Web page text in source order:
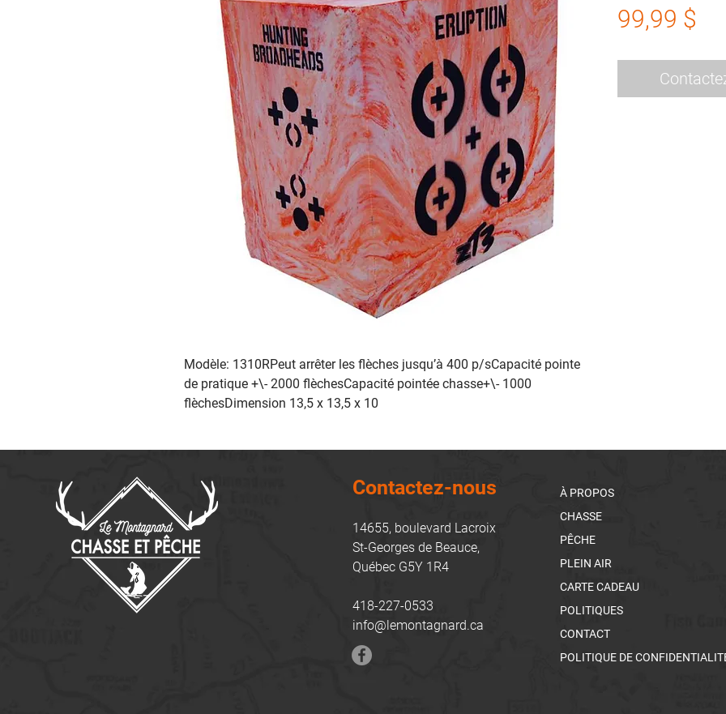
Modèle: 1310RPeut arrêter les flèches jusqu’à 400 p/sCapacité pointe
de pratique +\- 2000 flèchesCapacité pointée chasse+\- 1000
flèchesDimension 13,5 x 13,5 x 10
99,99 $
Contactez-nous
14655, boulevard Lacroix
St-Georges de Beauce,
Québec G5Y 1R4
418-227-0533
info@lemontagnard.ca
À PROPOS
CHASSE
PÊCHE
PLEIN AIR
CARTE CADEAU
POLITIQUES
CONTACT
POLITIQUE DE